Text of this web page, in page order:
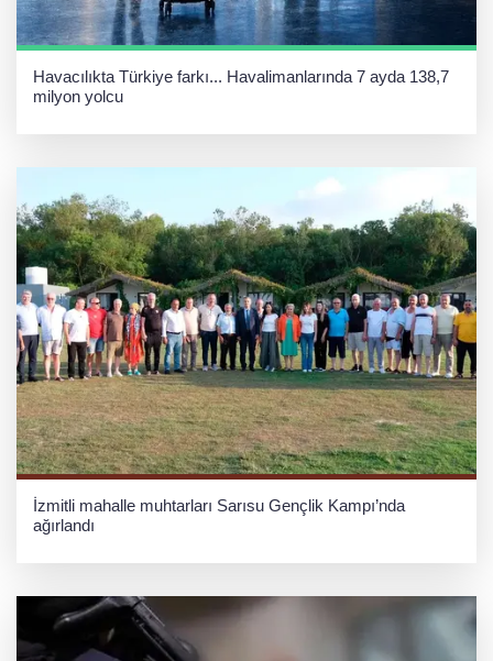
Havacılıkta Türkiye farkı... Havalimanlarında 7 ayda 138,7
milyon yolcu
İzmitli mahalle muhtarları Sarısu Gençlik Kampı’nda
ağırlandı